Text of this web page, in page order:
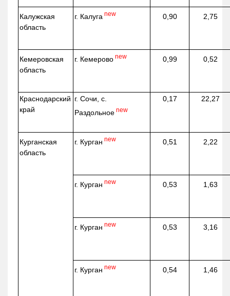
Калужская
область
г. Калуга new 0,90 2,75
Кемеровская
область
г. Кемерово new 0,99 0,52
Краснодарский
край
г. Сочи, с.
Раздольное new
0,17 22,27
Курганская
область
г. Курган new 0,51 2,22
г. Курган new 0,53 1,63
г. Курган new 0,53 3,16
г. Курган new 0,54 1,46